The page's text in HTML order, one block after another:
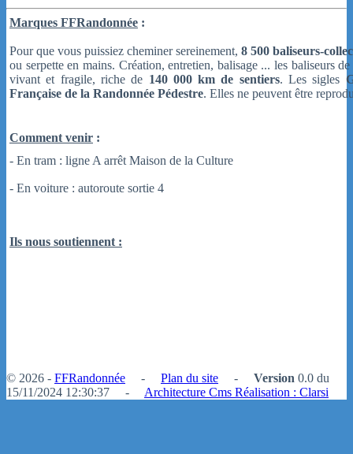
Marques FFRandonnée :
Pour que vous puissiez cheminer sereinement,8 500 baliseurs-
ou serpette en mains. Création, entretien, balisage ... les baliseurs
vivant et fragile, riche de 140 000 km de sentiers. Les sigles
Française de la Randonnée Pédestre. Elles ne peuvent être
Comment venir :
- En tram : ligne A arrêt Maison de la Culture
- En voiture : autoroute sortie 4
Ils nous soutiennent :
© 2026 - FFRandonnée - Plan du site - Version 0.0 du
15/11/2024 12:30:37 - Architecture Cms Réalisation : Clarsi